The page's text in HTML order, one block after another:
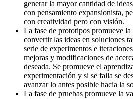
generar la mayor cantidad de
con pensamiento expansionista,
con creatividad pero con visión.
La fase de prototipos promueve
convertir las ideas en soluciones
serie de experimentos e
mejoras y modificaciones de
deseada. Se promueve el
experimentación y si se falla se
avanzar lo antes posible hacia la
La fase de pruebas promueve la